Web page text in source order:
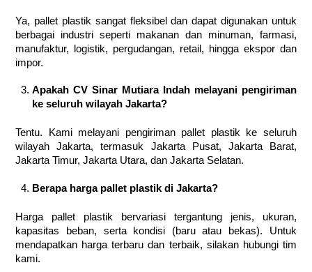
Ya, pallet plastik sangat fleksibel dan dapat digunakan untuk
berbagai industri seperti makanan dan minuman, farmasi,
manufaktur, logistik, pergudangan, retail, hingga ekspor dan
impor.
Apakah CV Sinar Mutiara Indah melayani pengiriman
ke seluruh wilayah Jakarta?
Tentu. Kami melayani pengiriman pallet plastik ke seluruh
wilayah Jakarta, termasuk Jakarta Pusat, Jakarta Barat,
Jakarta Timur, Jakarta Utara, dan Jakarta Selatan.
Berapa harga pallet plastik di Jakarta?
Harga pallet plastik bervariasi tergantung jenis, ukuran,
kapasitas beban, serta kondisi (baru atau bekas). Untuk
mendapatkan harga terbaru dan terbaik, silakan hubungi tim
kami.